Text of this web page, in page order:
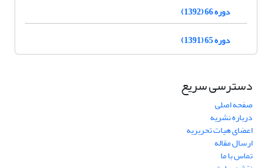
دوره 66 (1392)
دوره 65 (1391)
دسترسی سریع
صفحه اصلی
درباره نشریه
اعضای هیات تحریریه
ارسال مقاله
تماس با ما